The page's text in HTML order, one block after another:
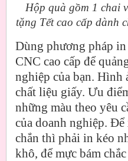
Hộp quà gồm 1 chai
tặng Tết cao cấp dành
Dùng phương pháp
CNC cao cấp để
nghiệp của bạn. Hình
chất liệu giấy. Ưu
những màu theo yêu
của doanh nghiệp.
chắn thì phải in kéo
khô, để mực bám